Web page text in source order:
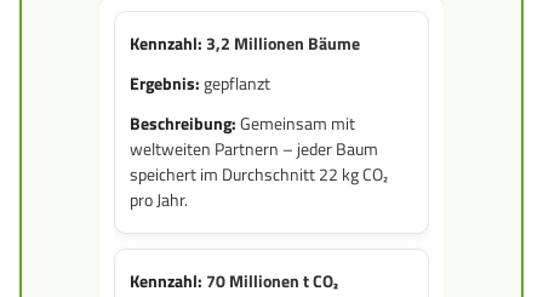
3,2 Millionen Bäume
gepflanzt
Gemeinsam mit
weltweiten Partnern – jeder Baum
speichert im Durchschnitt 22 kg CO₂
pro Jahr.
70 Millionen t CO₂